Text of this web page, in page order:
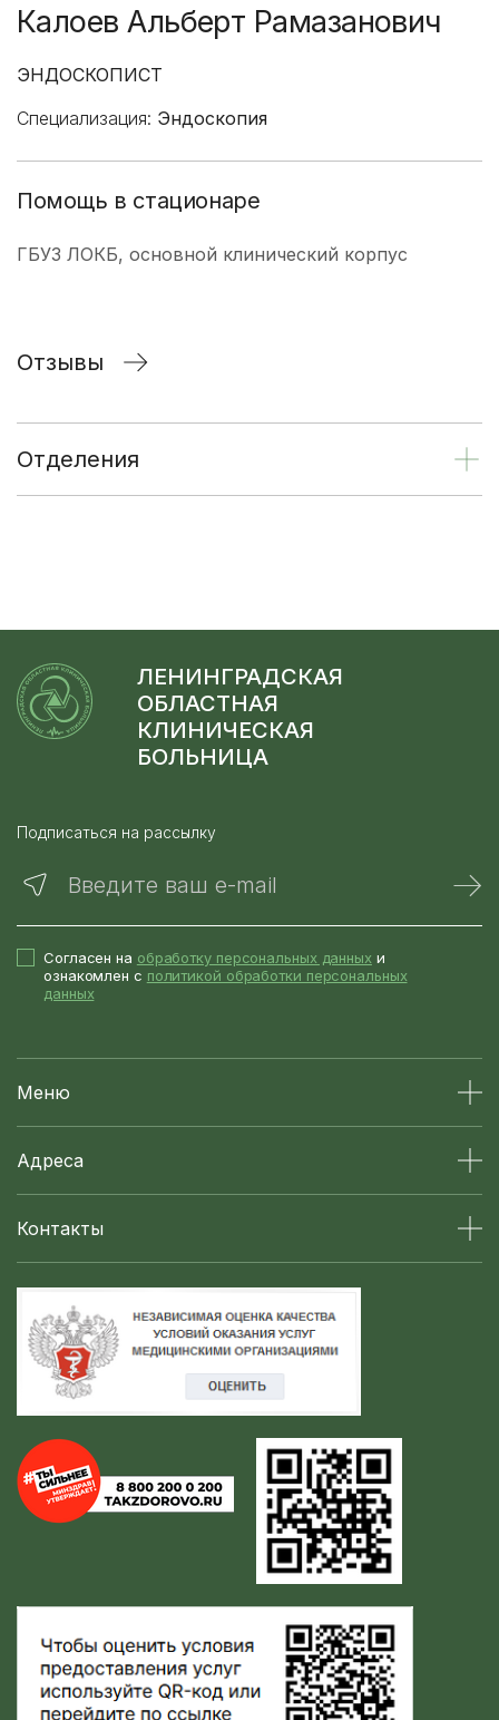
Калоев Альберт Рамазанович
ЭНДОСКОПИСТ
Специализация: Эндоскопия
Помощь в стационаре
ГБУЗ ЛОКБ, основной клинический корпус
Отзывы
Отделения
ЛЕНИНГРАДСКАЯ
ОБЛАСТНАЯ
КЛИНИЧЕСКАЯ
БОЛЬНИЦА
Подписаться на рассылку
Введите ваш e-mail
Согласен на обработку персональных данных и
ознакомлен с политикой обработки персональных
данных
Меню
Адреса
Контакты